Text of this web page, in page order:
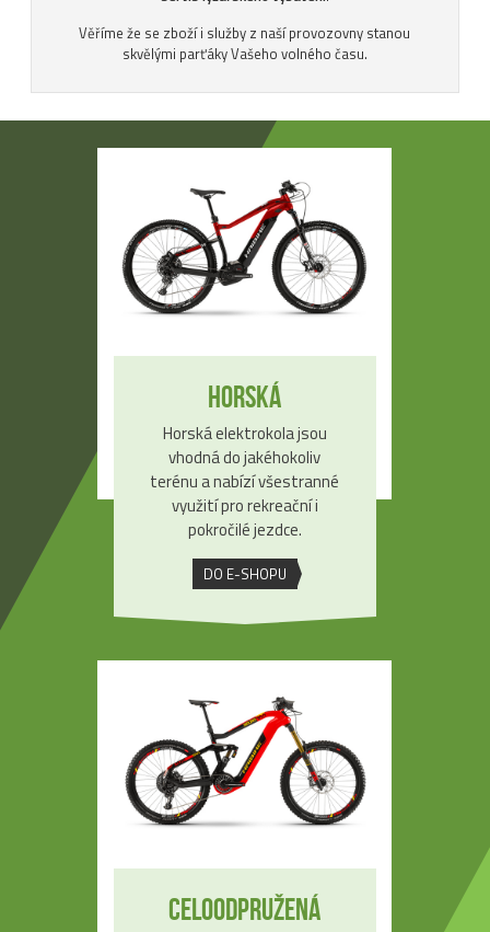
Věříme že se zboží i služby z naší provozovny stanou
skvělými parťáky Vašeho volného času.
Horská
Horská elektrokola jsou
vhodná do jakéhokoliv
terénu a nabízí všestranné
využití pro rekreační i
pokročilé jezdce.
DO E-SHOPU
Celoodpružená